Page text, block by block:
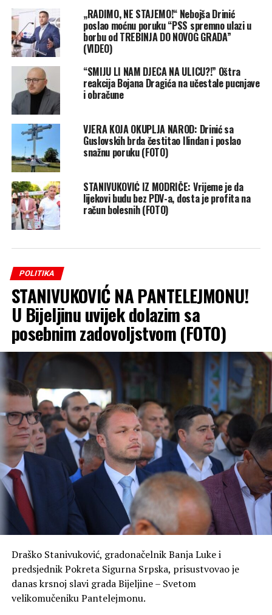
„RADIMO, NE STAJEMO!“ Nebojša Drinić
poslao moćnu poruku “PSS spremno ulazi u
borbu od TREBINJA DO NOVOG GRADA”
(VIDEO)
“SMIJU LI NAM DJECA NA ULICU?!” Oštra
reakcija Bojana Dragića na učestale pucnjave
i obračune
VJERA KOJA OKUPLJA NAROD: Drinić sa
Guslovskih brda čestitao Ilindan i poslao
snažnu poruku (FOTO)
STANIVUKOVIĆ IZ MODRIČE: Vrijeme je da
lijekovi budu bez PDV-a, dosta je profita na
račun bolesnih (FOTO)
POLITIKA
STANIVUKOVIĆ NA PANTELEJMONU!
U Bijeljinu uvijek dolazim sa
posebnim zadovoljstvom (FOTO)
Draško Stanivuković, gradonačelnik Banja Luke i
predsjednik Pokreta Sigurna Srpska, prisustvovao je
danas krsnoj slavi grada Bijeljine – Svetom
velikomučeniku Pantelejmonu.